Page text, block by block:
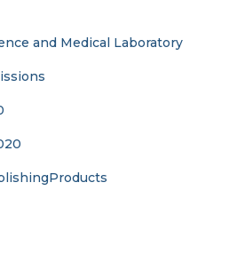
and Medical Laboratory